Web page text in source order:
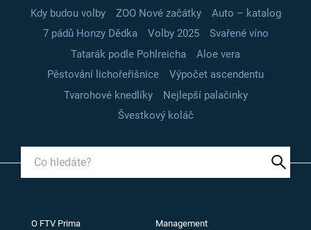
Kdy budou volby
ZOO Nové začátky
Auto – katalog
7 pádů Honzy Dědka
Volby 2025
Svařené víno
Tatarák podle Pohlreicha
Aloe vera
Pěstování lichořeřišnice
Výpočet ascendentu
Tvarohové knedlíky
Nejlepší palačinky
Švestkový koláč
O FTV Prima Management